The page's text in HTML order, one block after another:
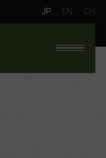
JP EN CH